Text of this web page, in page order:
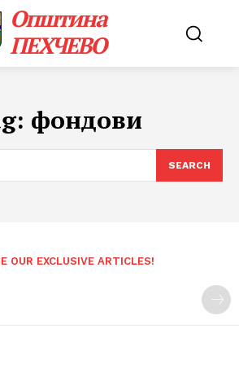
Општина
ПЕХЧЕВО
фондови
SEARCH
OUR EXCLUSIVE ARTICLES!